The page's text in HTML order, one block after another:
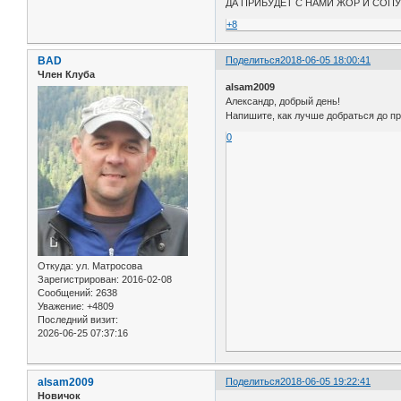
ДА ПРИБУДЕТ С НАМИ ЖОР И
+8
Поделиться2018-06-05 18:00:41
BAD
Член Клуба
Откуда: ул. Матросова
Зарегистрирован: 2016-02-08
Сообщений: 2638
Уважение: +4809
Последний визит:
2026-06-25 07:37:16
alsam2009
Александр, добрый день!
Напишите, как лучше добраться до
0
Поделиться2018-06-05 19:22:41
alsam2009
Новичок